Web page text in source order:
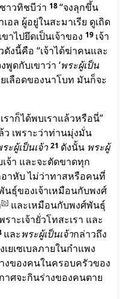
าวทิชบีว่า 18“จงลุกขึ้น
ล ผู้อยู่ในสะมาเรีย ดูเถิด
าไปยึดเป็นเจ้าของ 19 เจ้า
ดังนี้คือ “เจ้าได้ฆ่าคนและ
พูดกับเขาว่า ‘พระผู้เป็น
เลือดของนาโบท มันก็จะ
าก็ได้พบเราแล้วหรือนี่”
เพราะว่าท่านมุ่งมั่น
ะผู้เป็นเจ้า 21 ดังนั้น พระผู้
จ้า และจะตัดขาดทุก
าหับ ไม่ว่าทาสหรือคนที่
นธุ์ของเจ้าเหมือนกับพงศ์
[b] และเหมือนกับพงศ์พันธุ์
ราะเจ้ายั่วโทสะเรา และ
และพระผู้เป็นเจ้ากล่าวถึง
เยเซเบลภายในกำแพง
งของคนในครอบครัวของ
าศจะกินร่างของคนตาย